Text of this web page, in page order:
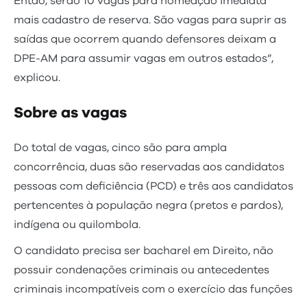
mais cadastro de reserva. São vagas para suprir as
saídas que ocorrem quando defensores deixam a
DPE-AM para assumir vagas em outros estados”,
explicou.
Sobre as vagas
Do total de vagas, cinco são para ampla
concorrência, duas são reservadas aos candidatos
pessoas com deficiência (PCD) e três aos candidatos
pertencentes à população negra (pretos e pardos),
indígena ou quilombola.
O candidato precisa ser bacharel em Direito, não
possuir condenações criminais ou antecedentes
criminais incompatíveis com o exercício das funções